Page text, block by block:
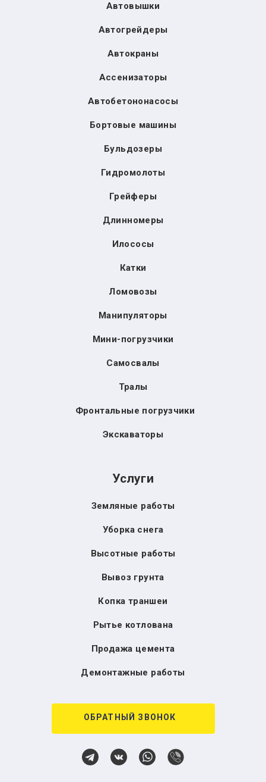
Автовышки
Автогрейдеры
Автокраны
Ассенизаторы
Автобетононасосы
Бортовые машины
Бульдозеры
Гидромолоты
Грейферы
Длинномеры
Илососы
Катки
Ломовозы
Манипуляторы
Мини-погрузчики
Самосвалы
Тралы
Фронтальные погрузчики
Экскаваторы
Услуги
Земляные работы
Уборка снега
Высотные работы
Вывоз грунта
Копка траншеи
Рытье котлована
Продажа цемента
Демонтажные работы
ОБРАТНЫЙ ЗВОНОК